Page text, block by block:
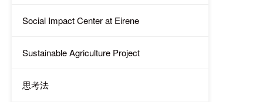
Social Impact Center at Eirene
Sustainable Agriculture Project
思考法